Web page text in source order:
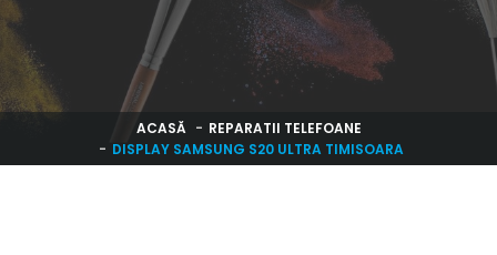
ACASĂ
REPARATII TELEFOANE
DISPLAY SAMSUNG S20 ULTRA TIMISOARA